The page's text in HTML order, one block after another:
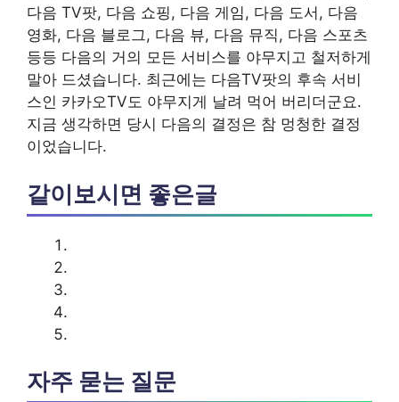
다음 TV팟, 다음 쇼핑, 다음 게임, 다음 도서, 다음
영화, 다음 블로그, 다음 뷰, 다음 뮤직, 다음 스포츠
등등 다음의 거의 모든 서비스를 야무지고 철저하게
말아 드셨습니다. 최근에는 다음TV팟의 후속 서비
스인 카카오TV도 야무지게 날려 먹어 버리더군요.
지금 생각하면 당시 다음의 결정은 참 멍청한 결정
이었습니다.
같이보시면 좋은글
자주 묻는 질문